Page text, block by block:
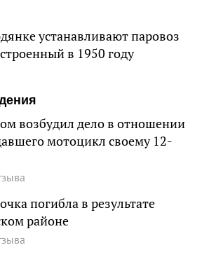
устанавливают паровоз
в 1950 году
возбудил дело в отношении
мотоцикл своему 12-
погибла в результате
районе